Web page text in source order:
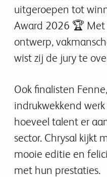
uitgeroepen tot
Award 2026 🏆 Met
ontwerp,
wist zij de jury te
Ook finalisten
indrukwekkend
hoeveel talent er
sector. Chrysal kijkt
mooie editie en
met hun prestaties.